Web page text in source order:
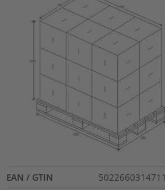
EAN / GTIN
5022660314711